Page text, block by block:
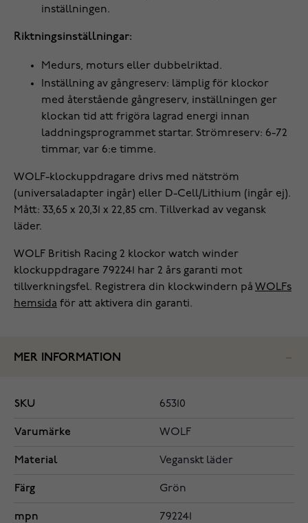
inställningen.
Riktningsinställningar:
Medurs, moturs eller dubbelriktad.
Inställning av gångreserv: lämplig för klockor
med återstående gångreserv, inställningen ger
klockan tid att frigöra lagrad energi innan
laddningsprogrammet startar. Strömreserv: 6-72
timmar, var 6:e timme.
WOLF-klockuppdragare drivs med nätström
(universaladapter ingår) eller D-Cell/Lithium (ingår ej).
Mått: 33,65 x 20,31 x 22,85 cm. Tillverkad av vegansk
läder.
WOLF British Racing 2 klockor watch winder
klockuppdragare 792241 har 2 års garanti mot
tillverkningsfel. Registrera din klockwindern på WOLFs
hemsida för att aktivera din garanti.
MER INFORMATION
SKU 65310
Varumärke WOLF
Material Veganskt läder
Färg Grön
mpn 792241